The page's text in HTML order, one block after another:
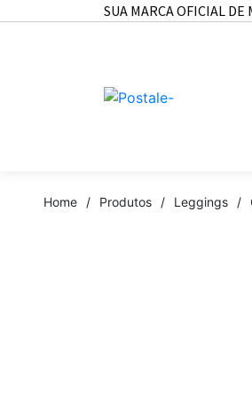
SUA MARCA OFICIAL DE
Home / Produtos / Leggings /